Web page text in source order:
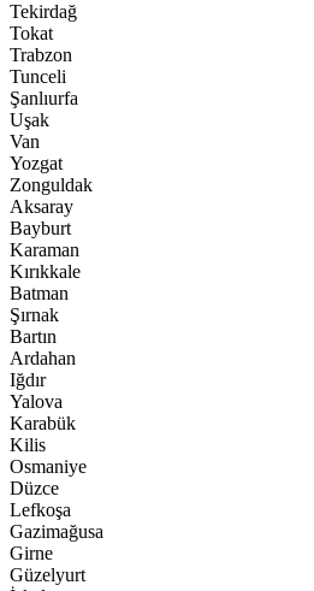
Tekirdağ
Tokat
Trabzon
Tunceli
Şanlıurfa
Uşak
Van
Yozgat
Zonguldak
Aksaray
Bayburt
Karaman
Kırıkkale
Batman
Şırnak
Bartın
Ardahan
Iğdır
Yalova
Karabük
Kilis
Osmaniye
Düzce
Lefkoşa
Gazimağusa
Girne
Güzelyurt